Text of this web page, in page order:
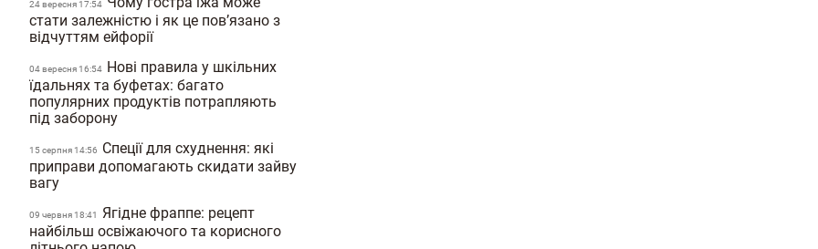
24 вересня 17:54
стати залежністю і як це пов’язано з
відчуттям ейфорії
04 вересня 16:54 Нові правила у шкільних
їдальнях та буфетах: багато
популярних продуктів потрапляють
під заборону
15 серпня 14:56
Спеції для схуднення: які
приправи допомагають скидати зайву
вагу
09 червня 18:41
Ягідне фраппе: рецепт
найбільш освіжаючого та корисного